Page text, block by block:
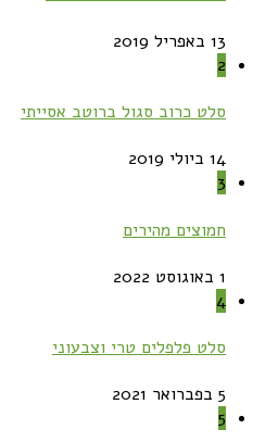
13 באפריל 2019
2
סלט כרוב סגול ברוטב אסייתי
14 ביולי 2019
3
חמוצים מהירים
1 באוגוסט 2022
4
סלט פלפלים טרי וצבעוני
5 בפברואר 2021
5